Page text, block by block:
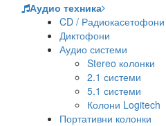
Аудио техника
CD / Радиокасетофони
Диктофони
Аудио системи
Stereo колонки
2.1 системи
5.1 системи
Колони Logitech
Портативни колонки